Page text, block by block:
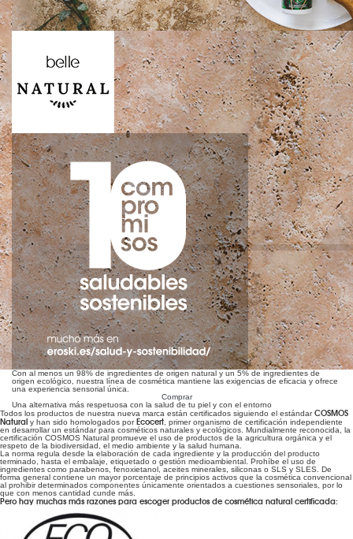
Con al menos un 98% de ingredientes de origen natural y un 5% de ingredientes de
origen ecológico, nuestra línea de cosmética mantiene las exigencias de eficacia y ofrece
una experiencia sensorial única.
Comprar
Una alternativa más respetuosa con la salud de tu piel y con el entorno
Todos los productos de nuestra nueva marca están certificados siguiendo el estándarCOSMOS
Natural y han sido homologados porEcocert , primer organismo de certificación independiente
en desarrollar un estándar para cosméticos naturales y ecológicos. Mundialmente reconocida, la
certificación COSMOS Natural promueve el uso de productos de la agricultura orgánica y el
respeto de la biodiversidad, el medio ambiente y la salud humana.
La norma regula desde la elaboración de cada ingrediente y la producción del producto
terminado, hasta el embalaje, etiquetado o gestión medioambiental. Prohíbe el uso de
ingredientes como parabenos, fenoxietanol, aceites minerales, siliconas o SLS y SLES. De
forma general contiene un mayor porcentaje de principios activos que la cosmética convencional
al prohibir determinados componentes únicamente orientados a cuestiones sensoriales, por lo
que con menos cantidad cunde más.
Pero hay muchas más razones para escoger productos de cosmética natural certificada: